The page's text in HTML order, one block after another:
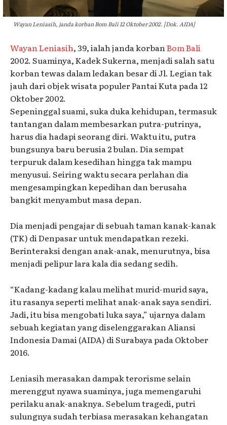
Wayan Leniasih, janda korban Bom Bali 12 Oktober 2002. [Dok. AIDA]
Wayan Leniasih, 39, ialah janda korbanBom Bali
2002. Suaminya, Kadek Sukerna, menjadi salah satu
korban tewas dalam ledakan besar di Jl. Legian tak
jauh dari objek wisata populer Pantai Kuta pada 12
Oktober 2002.
Sepeninggal suami, suka duka kehidupan, termasuk
tantangan dalam membesarkan putra-putrinya,
harus dia hadapi seorang diri. Waktu itu, putra
bungsunya baru berusia 2 bulan. Dia sempat
terpuruk dalam kesedihan hingga tak mampu
menyusui. Seiring waktu secara perlahan dia
mengesampingkan kepedihan dan berusaha
bangkit menyambut masa depan.
Dia menjadi pengajar di sebuah taman kanak-kanak
(TK) di Denpasar untuk mendapatkan rezeki.
Berinteraksi dengan anak-anak, menurutnya, bisa
menjadi pelipur lara kala dia sedang sedih.
“Kadang-kadang kalau melihat murid-murid saya,
itu rasanya seperti melihat anak-anak saya sendiri.
Jadi, itu bisa mengobati luka saya,” ujarnya dalam
sebuah kegiatan yang diselenggarakan Aliansi
Indonesia Damai (AIDA) di Surabaya pada Oktober
2016.
Leniasih merasakan dampak terorisme selain
merenggut nyawa suaminya, juga memengaruhi
perilaku anak-anaknya. Sebelum tragedi, putri
sulungnya sudah terbiasa merasakan kehangatan